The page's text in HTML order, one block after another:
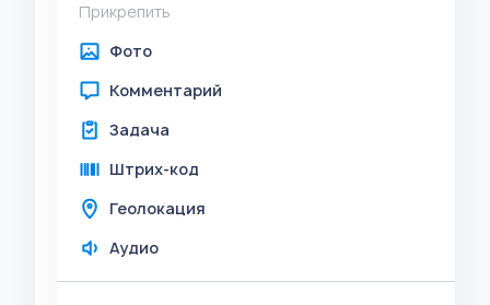
Прикрепить
Фото
Комментарий
Задача
Штрих-код
Геолокация
Аудио